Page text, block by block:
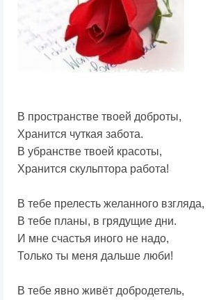
В пространстве твоей доброты,
Хранится чуткая забота.
В убранстве твоей красоты,
Хранится скульптора работа!
В тебе прелесть желанного взгляда,
В тебе планы, в грядущие дни.
И мне счастья иного не надо,
Только ты меня дальше люби!
В тебе явно живёт добродетель,